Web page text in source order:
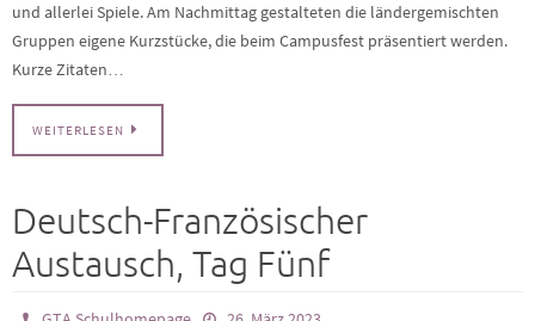
und allerlei Spiele. Am Nachmittag gestalteten die ländergemischten
Gruppen eigene Kurzstücke, die beim Campusfest präsentiert werden.
Kurze Zitaten…
WEITERLESEN
Deutsch-Französischer
Austausch, Tag Fünf